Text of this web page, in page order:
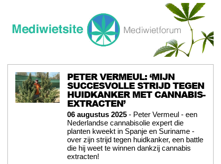
PETER VERMEUL: ‘MIJN
SUCCESVOLLE STRIJD TEGEN
HUIDKANKER MET CANNABIS-
EXTRACTEN’
06 augustus 2025 - Peter Vermeul - een
Nederlandse cannabisolie expert die
planten kweekt in Spanje en Suriname -
over zijn strijd tegen huidkanker, een battle
die hij weet te winnen dankzij cannabis
extracten!